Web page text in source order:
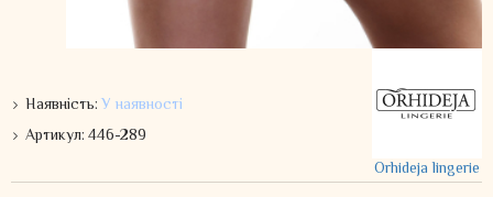
Наявність:У наявності
Артикул:446-289
Orhideja lingerie